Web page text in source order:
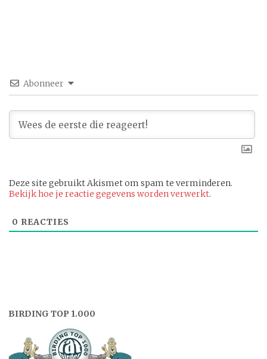
Abonneer
Deze site gebruikt Akismet om spam te verminderen.
Bekijk hoe je reactie gegevens worden verwerkt.
0 REACTIES
BIRDING TOP 1.000